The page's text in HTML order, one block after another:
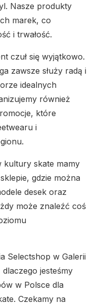
Nasze produkty
marek, co
i trwałość.
czuł się wyjątkowo.
zawsze służy radą i
idealnych
również
które
i
kultury skate mamy
gdzie można
desek oraz
może znaleźć coś
Selectshop w Galerii
jesteśmy
w Polsce dla
Czekamy na